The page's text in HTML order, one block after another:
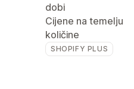
dobi
Cijene na temelju
količine
SHOPIFY PLUS